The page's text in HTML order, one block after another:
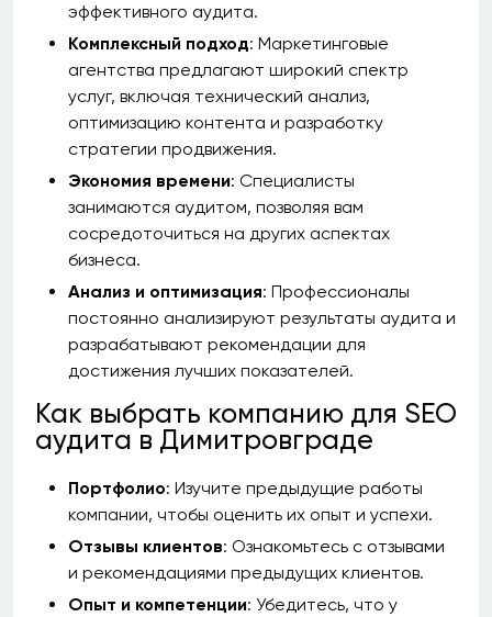
эффективного аудита.
Комплексный подход: Маркетинговые
агентства предлагают широкий спектр
услуг, включая технический анализ,
оптимизацию контента и разработку
стратегии продвижения.
Экономия времени: Специалисты
занимаются аудитом, позволяя вам
сосредоточиться на других аспектах
бизнеса.
Анализ и оптимизация: Профессионалы
постоянно анализируют результаты аудита и
разрабатывают рекомендации для
достижения лучших показателей.
Как выбрать компанию для SEO
аудита в Димитровграде
Портфолио: Изучите предыдущие работы
компании, чтобы оценить их опыт и успехи.
Отзывы клиентов: Ознакомьтесь с отзывами
и рекомендациями предыдущих клиентов.
Опыт и компетенции: Убедитесь, что у